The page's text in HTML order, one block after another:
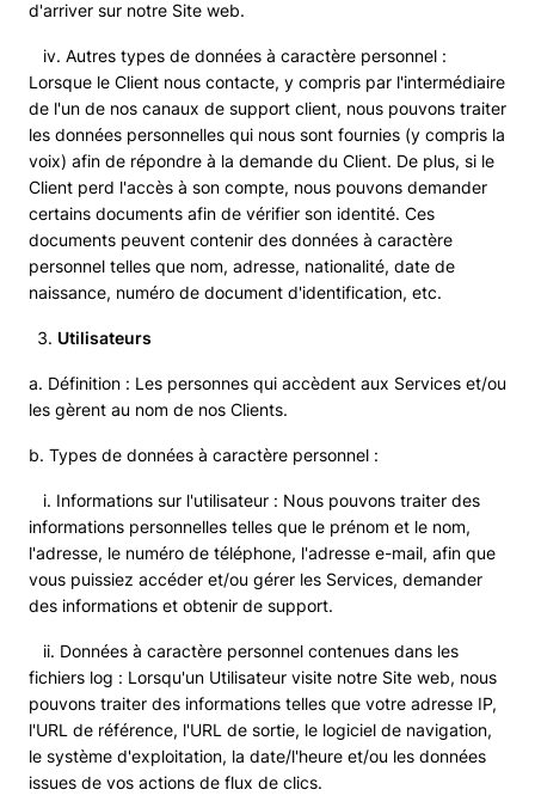
d'arriver sur notre Site web.
iv. Autres types de données à caractère personnel :
Lorsque le Client nous contacte, y compris par l'intermédiaire
de l'un de nos canaux de support client, nous pouvons traiter
les données personnelles qui nous sont fournies (y compris la
voix) afin de répondre à la demande du Client. De plus, si le
Client perd l'accès à son compte, nous pouvons demander
certains documents afin de vérifier son identité. Ces
documents peuvent contenir des données à caractère
personnel telles que nom, adresse, nationalité, date de
naissance, numéro de document d'identification, etc.
Utilisateurs
a. Définition : Les personnes qui accèdent aux Services et/ou
les gèrent au nom de nos Clients.
b. Types de données à caractère personnel :
i. Informations sur l'utilisateur : Nous pouvons traiter des
informations personnelles telles que le prénom et le nom,
l'adresse, le numéro de téléphone, l'adresse e-mail, afin que
vous puissiez accéder et/ou gérer les Services, demander
des informations et obtenir de support.
ii. Données à caractère personnel contenues dans les
fichiers log : Lorsqu'un Utilisateur visite notre Site web, nous
pouvons traiter des informations telles que votre adresse IP,
l'URL de référence, l'URL de sortie, le logiciel de navigation,
le système d'exploitation, la date/l'heure et/ou les données
issues de vos actions de flux de clics.